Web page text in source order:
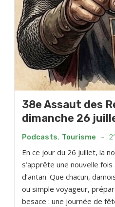
38e Assaut des
dimanche 26
Podcasts, Tourisme -
En ce jour du 26 juillet, la
s’apprête une nouvelle
d’antan. Que chacun,
ou simple voyageur,
besace : une journée de